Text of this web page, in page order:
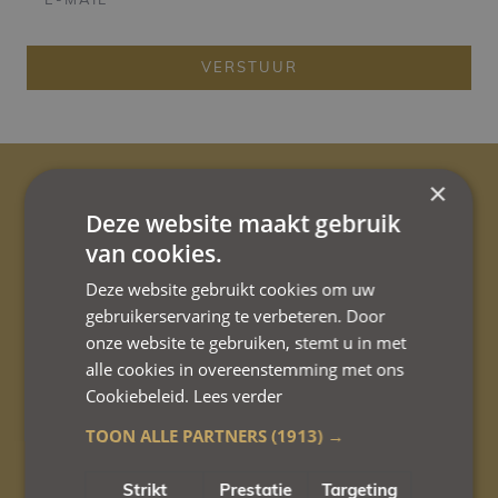
VERSTUUR
Eigen parking
met 4 laadpunten.
Veilige parkeerplaats
voor fietsen.
×
Deze website maakt gebruik
van cookies.
Deze website gebruikt cookies om uw
gebruikerservaring te verbeteren. Door
onze website te gebruiken, stemt u in met
alle cookies in overeenstemming met ons
Cookiebeleid. Lees verder
TOON ALLE PARTNERS(1913) →
Strikt
Prestatie Targeting